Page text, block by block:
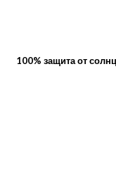
100% защита от